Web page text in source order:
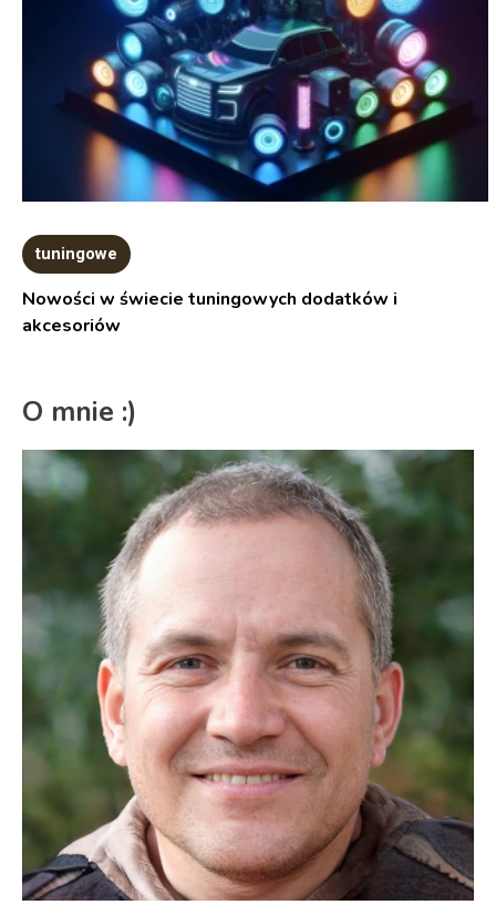
tuningowe
Nowości w świecie tuningowych dodatków i
akcesoriów
O mnie :)